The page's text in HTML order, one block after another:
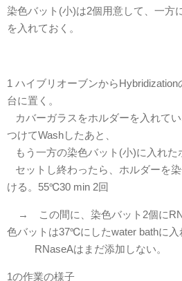
染色バット(小)は2個用意して、一方
を入れておく。
1 ハイブリオーブンから
台に置く。
カバーガラスをホルダーを入れて
つけてWashしたあと、
もう一方の染色バット(小)に入れた
セットし終わったら、ホルダーを
ける。55℃30 min 2回
→ この間に、染色バット2個に
色バットは37℃にしたwater bathに入
RNaseAはまだ添加しない。
1の作業の様子